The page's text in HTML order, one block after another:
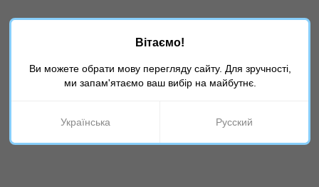
разделы
коврики для выпечки, Коврики для работы
с мастикой, Все для ..., Все для тортов,
Вітаємо!
Ви можете обрати мову перегляду сайту. Для зручності,
ми запам'ятаємо ваш вибір на майбутнє.
Українська Русский